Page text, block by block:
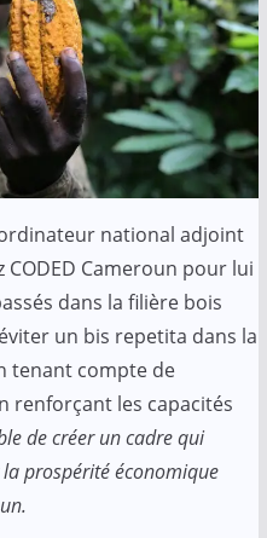
national adjoint
Cameroun pour lui
dans la filière bois
un bis repetita dans la
tenant compte de
renforçant les capacités
de créer un cadre qui
prospérité économique